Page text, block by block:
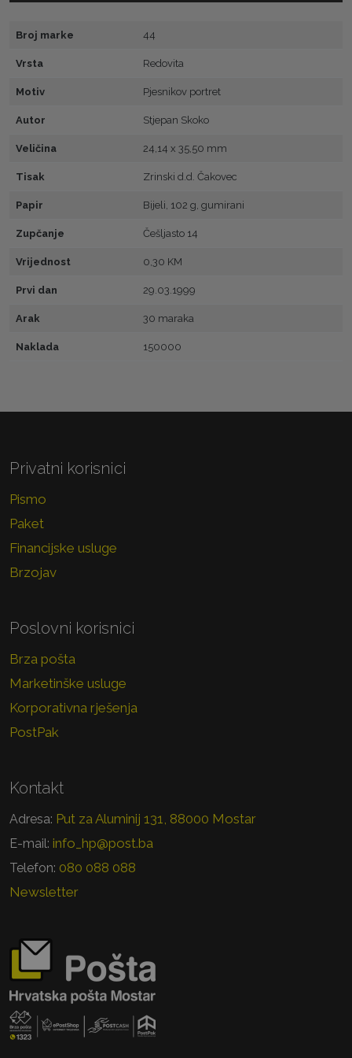
Broj marke 44
Vrsta Redovita
Motiv Pjesnikov portret
Autor Stjepan Skoko
Veličina 24,14 x 35,50 mm
Tisak Zrinski d.d. Čakovec
Papir Bijeli, 102 g, gumirani
Zupčanje Češljasto 14
Vrijednost 0,30 KM
Prvi dan 29.03.1999
Arak 30 maraka
Naklada 150000
Privatni korisnici
Pismo
Paket
Financijske usluge
Brzojav
Poslovni korisnici
Brza pošta
Marketinške usluge
Korporativna rješenja
PostPak
Kontakt
Adresa: Put za Aluminij 131, 88000 Mostar
E-mail: info_hp@post.ba
Telefon: 080 088 088
Newsletter